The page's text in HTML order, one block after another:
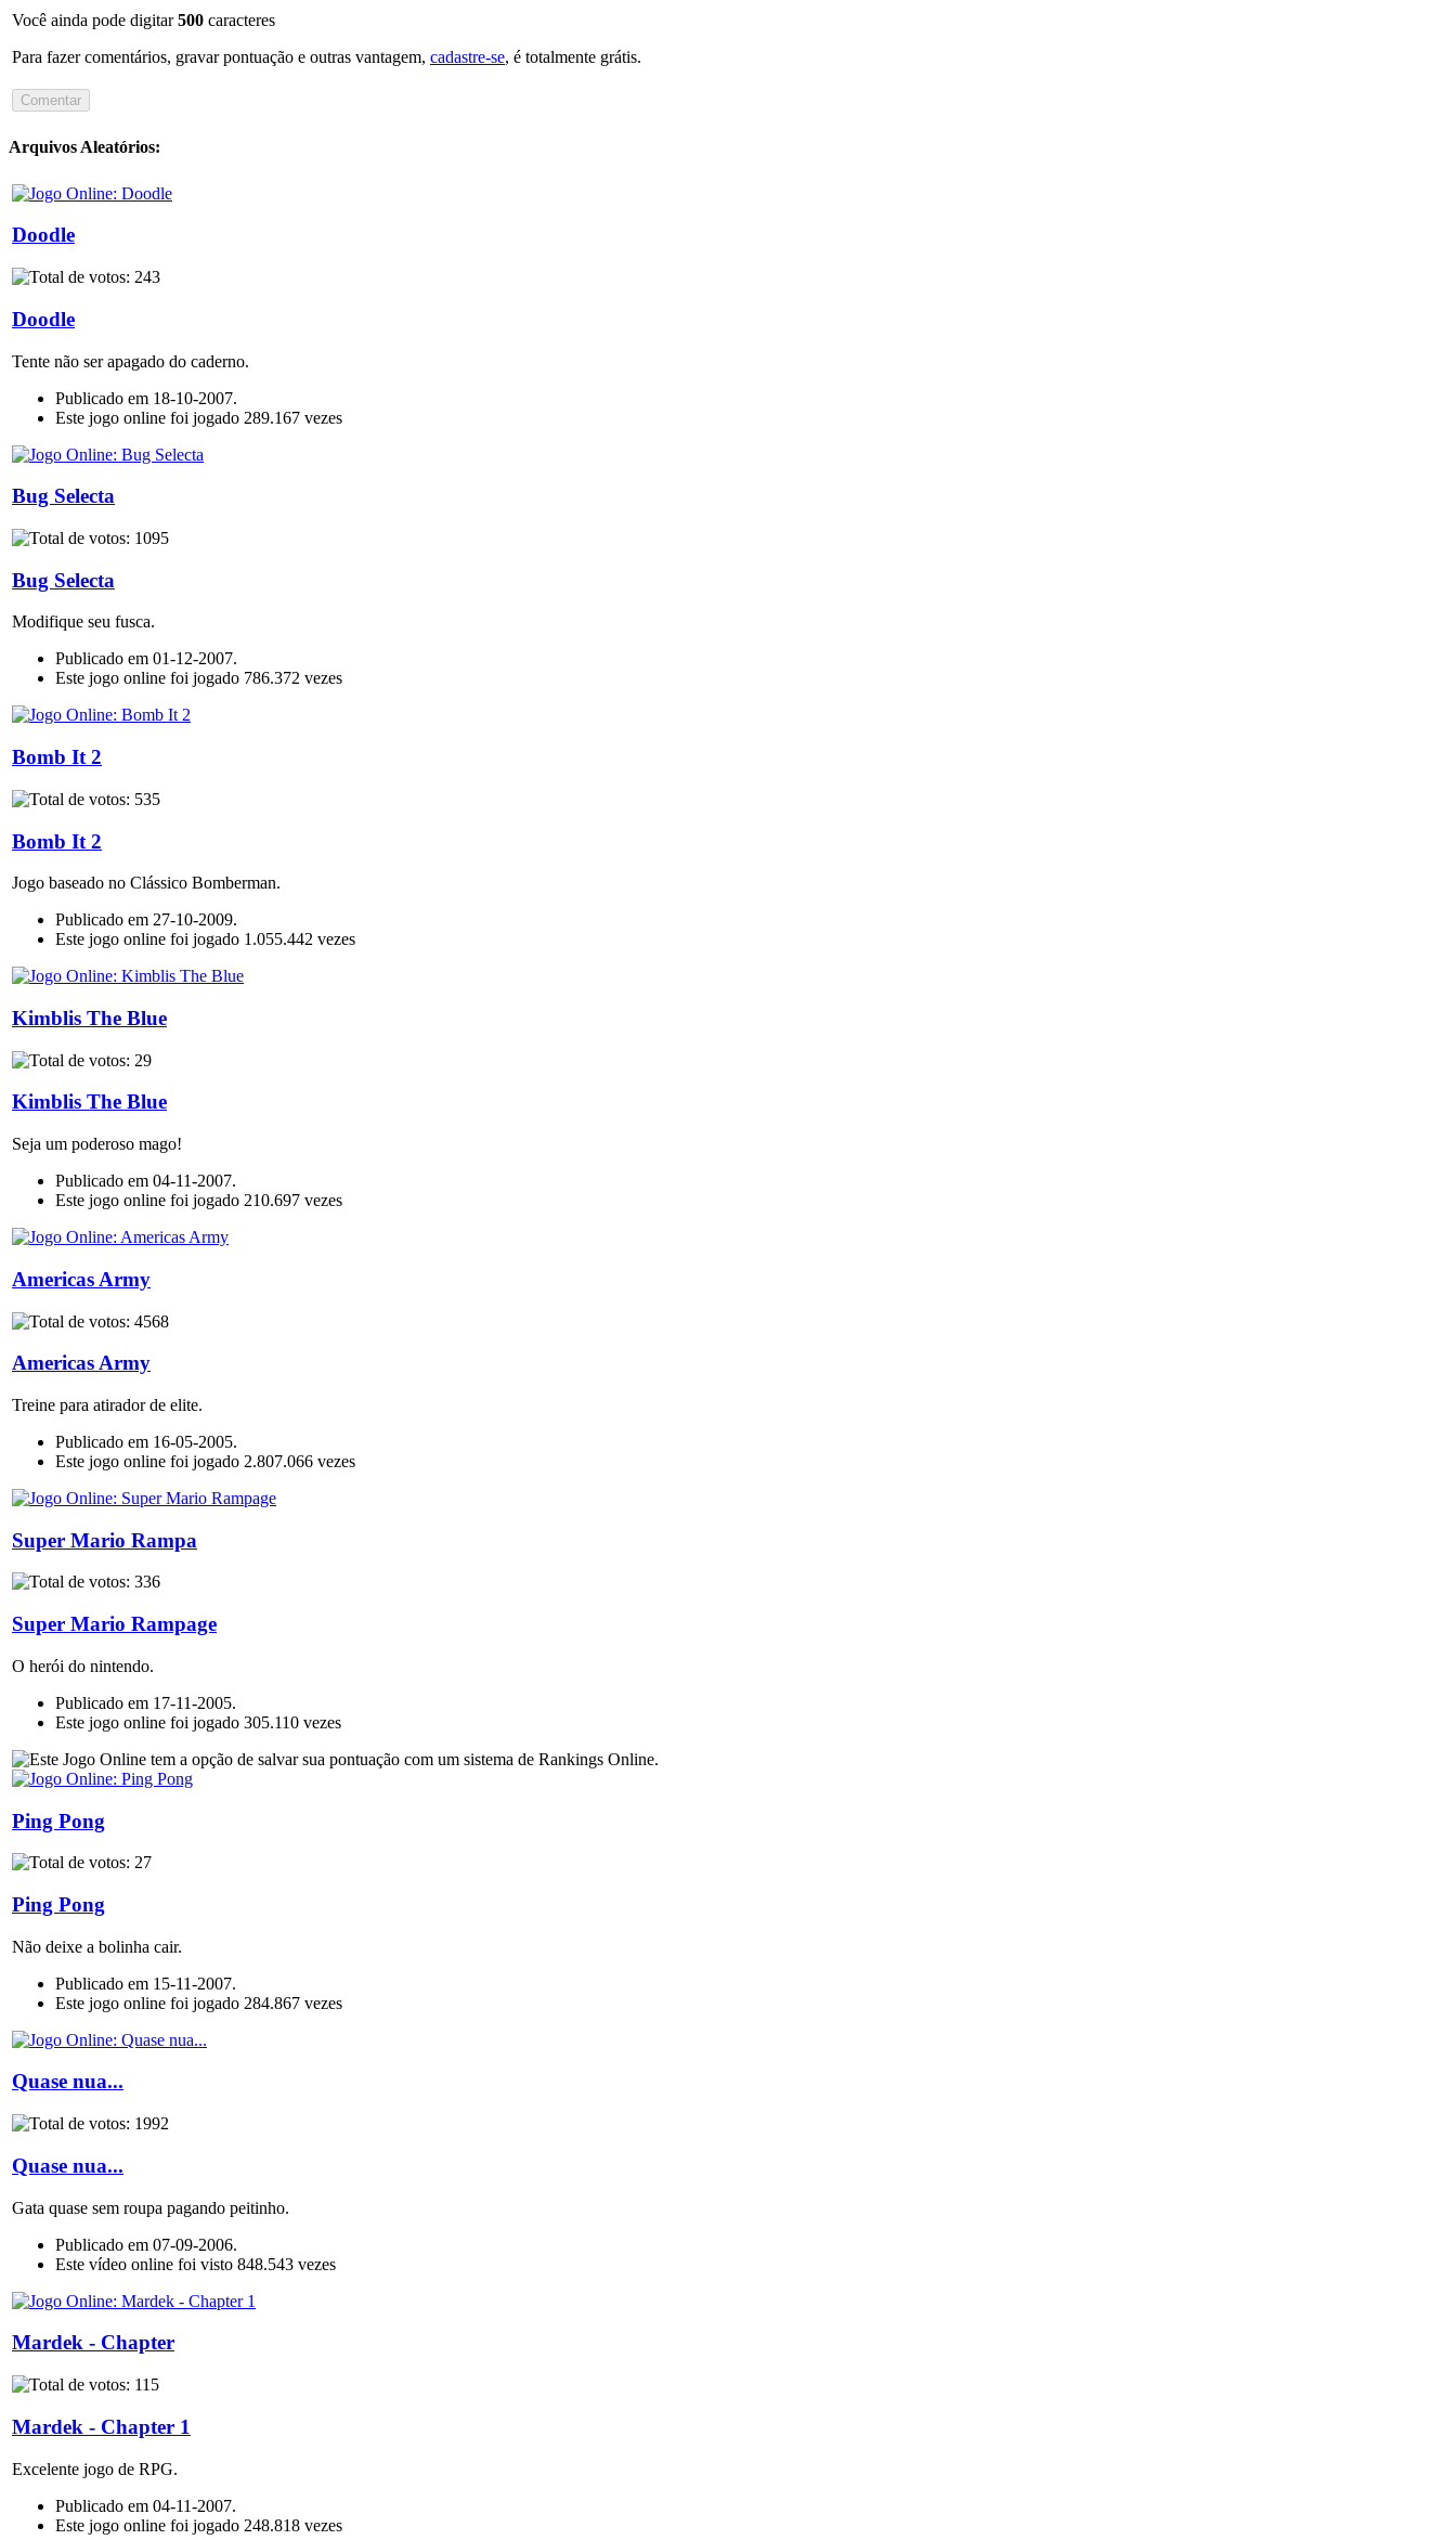
Você ainda pode digitar500 caracteres
Para fazer comentários, gravar pontuação e outras vantagem, cadastre-se, é totalmente grátis.
Arquivos Aleatórios:
Doodle
Doodle
Tente não ser apagado do caderno.
Publicado em 18-10-2007.
Este jogo online foi jogado 289.167 vezes
Bug Selecta
Bug Selecta
Modifique seu fusca.
Publicado em 01-12-2007.
Este jogo online foi jogado 786.372 vezes
Bomb It 2
Bomb It 2
Jogo baseado no Clássico Bomberman.
Publicado em 27-10-2009.
Este jogo online foi jogado 1.055.442 vezes
Kimblis The Blue
Kimblis The Blue
Seja um poderoso mago!
Publicado em 04-11-2007.
Este jogo online foi jogado 210.697 vezes
Americas Army
Americas Army
Treine para atirador de elite.
Publicado em 16-05-2005.
Este jogo online foi jogado 2.807.066 vezes
Super Mario Rampa
Super Mario Rampage
O herói do nintendo.
Publicado em 17-11-2005.
Este jogo online foi jogado 305.110 vezes
Ping Pong
Ping Pong
Não deixe a bolinha cair.
Publicado em 15-11-2007.
Este jogo online foi jogado 284.867 vezes
Quase nua...
Quase nua...
Gata quase sem roupa pagando peitinho.
Publicado em 07-09-2006.
Este vídeo online foi visto 848.543 vezes
Mardek - Chapter
Mardek - Chapter 1
Excelente jogo de RPG.
Publicado em 04-11-2007.
Este jogo online foi jogado 248.818 vezes